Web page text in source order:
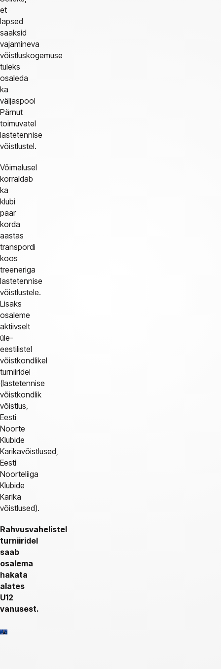
et
lapsed
saaksid
vajamineva
võistluskogemuse
tuleks
osaleda
ka
väljaspool
Pärnut
toimuvatel
lastetennise
võistlustel.
Võimalusel
korraldab
ka
klubi
paar
korda
aastas
transpordi
koos
treeneriga
lastetennise
võistlustele.
Lisaks
osaleme
aktiivselt
üle-
eestilistel
võistkondlikel
turniiridel
(lastetennise
võistkondlik
võistlus,
Eesti
Noorte
Klubide
Karikavõistlused,
Eesti
Noorteliiga
Klubide
Karika
võistlused).
Rahvusvahelistel
turniiridel
saab
osalema
hakata
alates
U12
vanusest.